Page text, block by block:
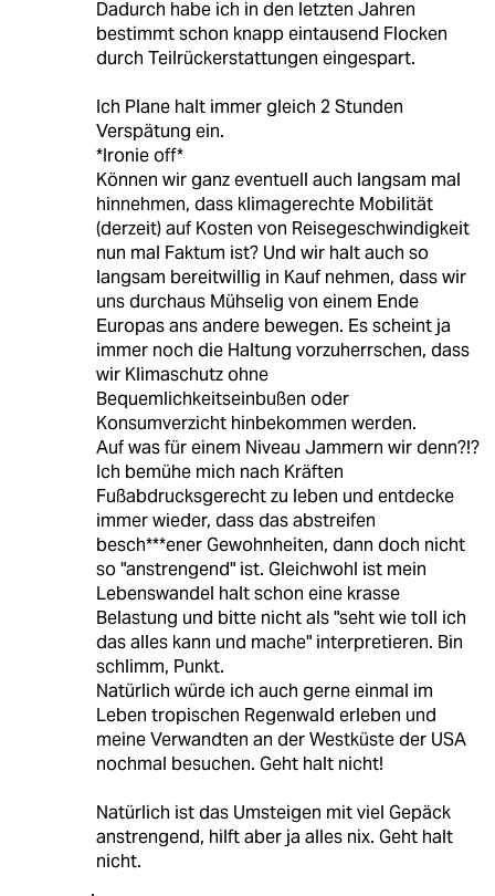
Dadurch habe ich in den letzten Jahren
bestimmt schon knapp eintausend Flocken
durch Teilrückerstattungen eingespart.
Ich Plane halt immer gleich 2 Stunden
Verspätung ein.
*Ironie off*
Können wir ganz eventuell auch langsam mal
hinnehmen, dass klimagerechte Mobilität
(derzeit) auf Kosten von Reisegeschwindigkeit
nun mal Faktum ist? Und wir halt auch so
langsam bereitwillig in Kauf nehmen, dass wir
uns durchaus Mühselig von einem Ende
Europas ans andere bewegen. Es scheint ja
immer noch die Haltung vorzuherrschen, dass
wir Klimaschutz ohne
Bequemlichkeitseinbußen oder
Konsumverzicht hinbekommen werden.
Auf was für einem Niveau Jammern wir denn?!?
Ich bemühe mich nach Kräften
Fußabdrucksgerecht zu leben und entdecke
immer wieder, dass das abstreifen
besch***ener Gewohnheiten, dann doch nicht
so "anstrengend" ist. Gleichwohl ist mein
Lebenswandel halt schon eine krasse
Belastung und bitte nicht als "seht wie toll ich
das alles kann und mache" interpretieren. Bin
schlimm, Punkt.
Natürlich würde ich auch gerne einmal im
Leben tropischen Regenwald erleben und
meine Verwandten an der Westküste der USA
nochmal besuchen. Geht halt nicht!
Natürlich ist das Umsteigen mit viel Gepäck
anstrengend, hilft aber ja alles nix. Geht halt
nicht.